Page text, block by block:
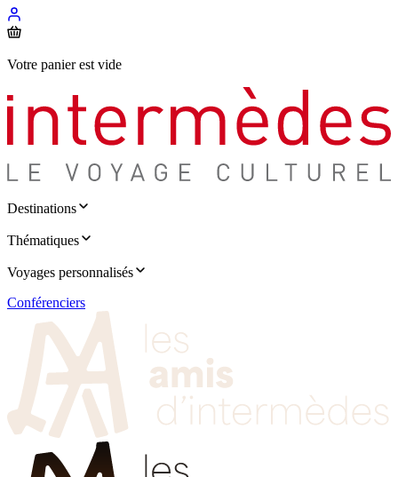
Votre panier est vide
Destinations
Thématiques
Voyages personnalisés
Conférenciers